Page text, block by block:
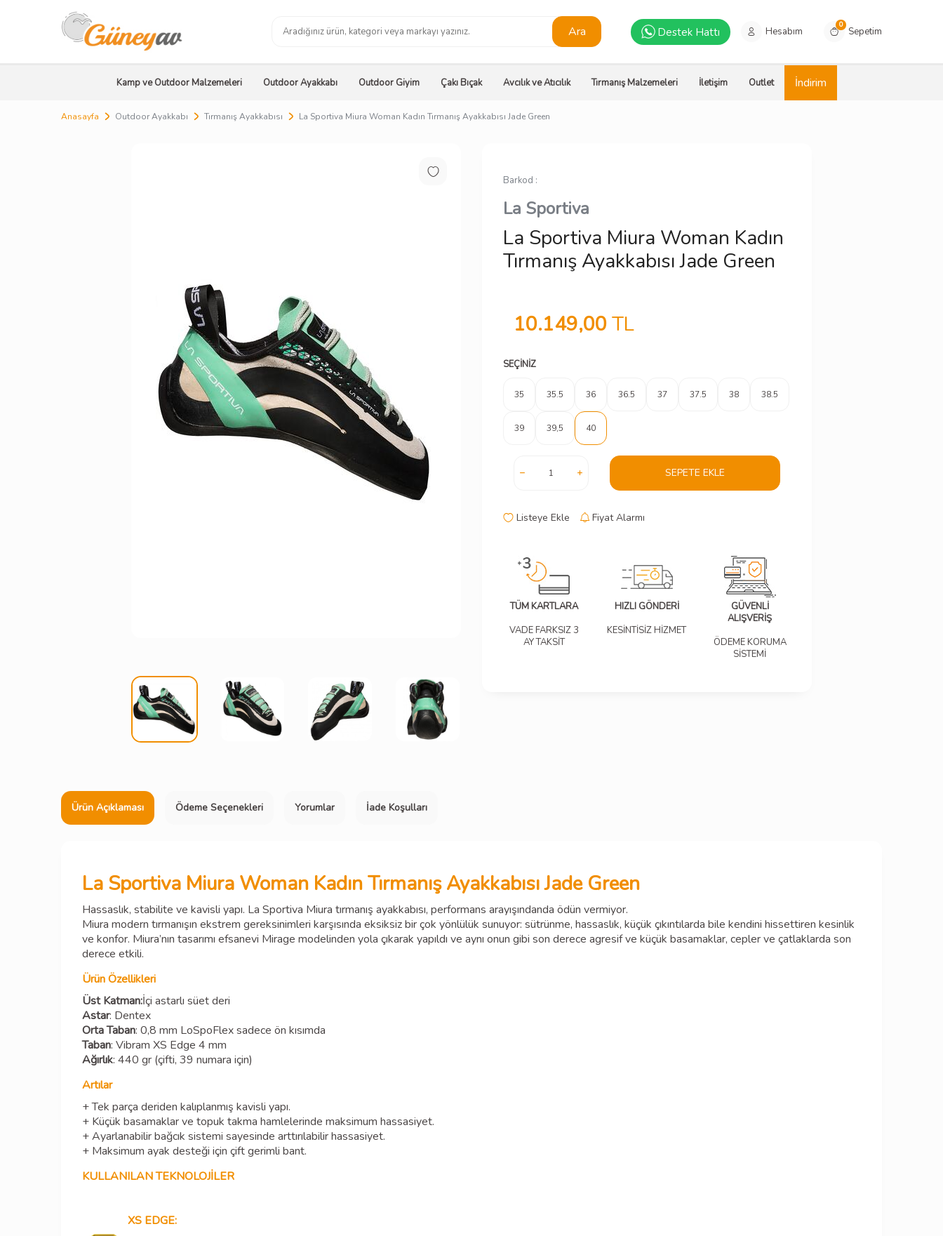
Ara Destek Hattı Hesabım
0
Sepetim
Kamp ve Outdoor Malzemeleri Outdoor Ayakkabı Outdoor Giyim Çakı Bıçak Avcılık ve Atıcılık Tırmanış Malzemeleri İletişim Outlet İndirim
Anasayfa Outdoor Ayakkabı Tırmanış Ayakkabısı La Sportiva Miura Woman Kadın Tırmanış Ayakkabısı Jade Green
Barkod :
La Sportiva
La Sportiva Miura Woman Kadın
Tırmanış Ayakkabısı Jade Green
10.149,00TL
SEÇINIZ
35 35.5 36 36.5 37 37.5 38 38.5
39 39,5 40
SEPETE EKLE
Listeye Ekle Fiyat Alarmı
TÜM KARTLARA
VADE FARKSIZ 3
AY TAKSİT
HIZLI GÖNDERİ
KESİNTİSİZ HİZMET
GÜVENLİ
ALIŞVERİŞ
ÖDEME KORUMA
SİSTEMİ
Ürün Açıklaması Ödeme Seçenekleri Yorumlar İade Koşulları
La Sportiva Miura Woman Kadın Tırmanış Ayakkabısı Jade Green
Hassaslık, stabilite ve kavisli yapı. La Sportiva Miura tırmanış ayakkabısı, performans arayışındanda ödün vermiyor.
Miura modern tırmanışın ekstrem gereksinimleri karşısında eksiksiz bir çok yönlülük sunuyor: sütrünme, hassaslık, küçük çıkıntılarda bile kendini hissettiren kesinlik
ve konfor. Miura’nın tasarımı efsanevi Mirage modelinden yola çıkarak yapıldı ve aynı onun gibi son derece agresif ve küçük basamaklar, cepler ve çatlaklarda son
derece etkili.
Ürün Özellikleri
Üst Katman:İçi astarlı süet deri
Astar: Dentex
Orta Taban: 0,8 mm LoSpoFlex sadece ön kısımda
Taban: Vibram XS Edge 4 mm
Ağırlık: 440 gr (çifti, 39 numara için)
Artılar
+ Tek parça deriden kalıplanmış kavisli yapı.
+ Küçük basamaklar ve topuk takma hamlelerinde maksimum hassasiyet.
+ Ayarlanabilir bağcık sistemi sayesinde arttırılabilir hassasiyet.
+ Maksimum ayak desteği için çift gerimli bant.
KULLANILAN TEKNOLOJİLER
XS EDGE: